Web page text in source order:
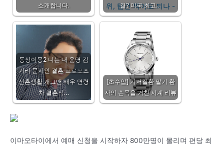
소개합니다.
결? 미국 최고…
동상이몽2 너는 내 운명 김
기리 문지인 결혼 프로포즈
신혼생활 개그맨 배우 연령
차 결혼식…
[초수압] 기저질환 말기 환
자의 손목을 거친 시계 리뷰
이마오타이에서 예매 신청을 시작하자 800만명이 몰리며 편당 최